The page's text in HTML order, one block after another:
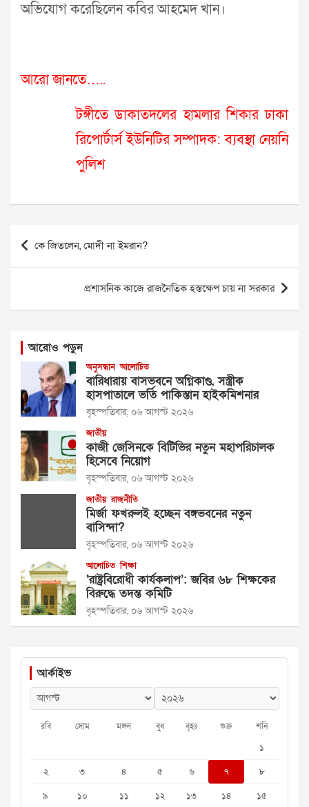
অভিযোগ করেছিলেন কবির আহমেদ খান।
আরো জানতে…..
টঙ্গীতে ডাকাতদলের হামলার শিকার ঢাকা
রিপোর্টার্স ইউনিটির সম্পাদক: ব্যবস্থা নেয়নি
পুলিশ
Post
navigation
কে জিতলেন, মোদী না ইমরান?
প্রশাসনিক কাজে রাজনৈতিক হস্তক্ষেপ চায় না সরকার
আরোও পড়ুন
অনুসন্ধান আলোচিত
বারিধারায় বাসভবনে অগ্নিকাণ্ড, সস্ত্রীক
হাসপাতালে ভর্তি পাকিস্তান হাইকমিশনার
বৃহস্পতিবার, ০৬ আগস্ট ২০২৬
জাতীয়
কাজী জেসিনকে বিটিভির নতুন মহাপরিচালক
হিসেবে নিয়োগ
বৃহস্পতিবার, ০৬ আগস্ট ২০২৬
জাতীয় রাজনীতি
মির্জা ফখরুলই হচ্ছেন বঙ্গভবনের নতুন
বাসিন্দা?
বৃহস্পতিবার, ০৬ আগস্ট ২০২৬
আলোচিত শিক্ষা
‘রাষ্ট্রবিরোধী কার্যকলাপ’: জবির ৬৮ শিক্ষকের
বিরুদ্ধে তদন্ত কমিটি
বৃহস্পতিবার, ০৬ আগস্ট ২০২৬
আর্কাইভ
রবি সোম মঙ্গল বুধ বৃহঃ শুক্র শনি
১
২
৩ ৪ ৫ ৬ ৭
৮
৯
১০ ১১ ১২ ১৩ ১৪ ১৫